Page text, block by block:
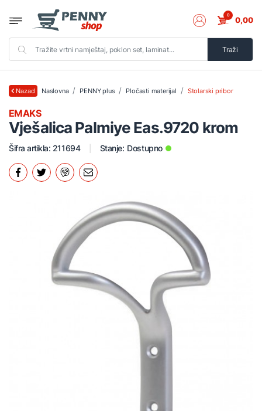
Traži
0 0,00
Nazad Naslovna PENNY plus Pločasti materijal Stolarski pribor
Vješalica Palmiye Eas.9720 krom
EMAKS
Šifra artikla: 211694 Stanje: Dostupno